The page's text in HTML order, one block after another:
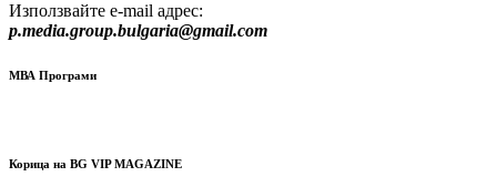
Използвайте e-mail адрес:
p.media.group.bulgaria@gmail.com
МВА Програми
Корица на BG VIP MAGAZINE